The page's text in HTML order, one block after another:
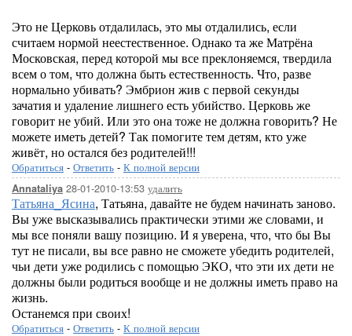
Это не Церковь отдалилась, это мы отдалились, если
считаем нормой неестественное. Однако та же Матрёна
Московская, перед которой мы все преклоняемся, твердила
всем о том, что должна быть естественность. Что, разве
нормально убивать? Эмбрион жив с первой секунды
зачатия и удаление лишнего есть убийство. Церковь же
говорит не убий. Или это она тоже не должна говорить? Не
можете иметь детей? Так помогите тем детям, кто уже
живёт, но остался без родителей!!!
Обратиться - Ответить - К полной версии
Annataliya 28-01-2010-13:53 удалить
Татьяна_Ясина, Татьяна, давайте не будем начинать заново.
Вы уже высказывались практически этими же словами, и
мы все поняли вашу позицию. И я уверена, что, что бы Вы
тут не писали, вы все равно не сможете убедить родителей,
чьи дети уже родились с помощью ЭКО, что эти их дети не
должны были родиться вообще и не должны иметь право на
жизнь.
Останемся при своих!
Обратиться - Ответить - К полной версии